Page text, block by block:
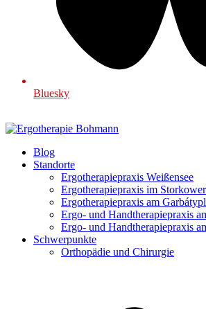
Bluesky
Blog
Standorte
Ergotherapiepraxis Weißensee
Ergotherapiepraxis im
Ergotherapiepraxis am
Ergo- und Handtherapiepraxis
Ergo- und Handtherapiepraxis
Schwerpunkte
Orthopädie und Chirurgie